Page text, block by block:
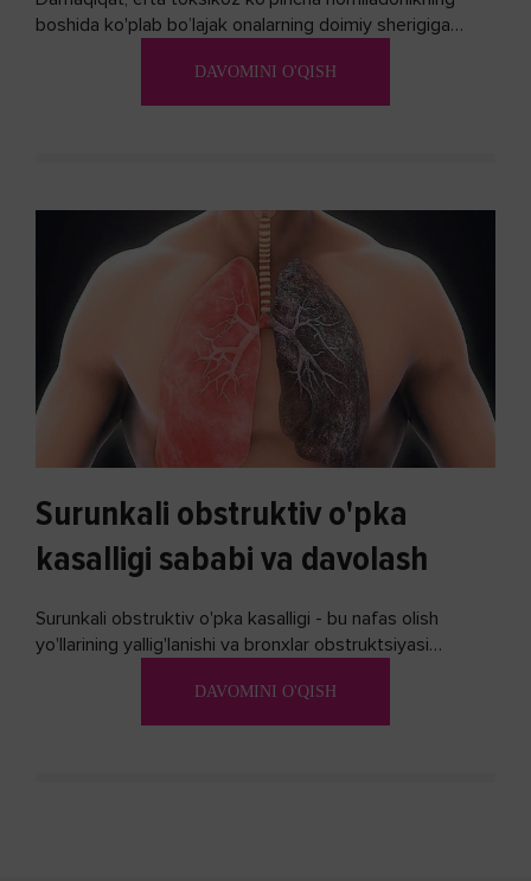
boshida ko'plab bo’lajak onalarning doimiy sherigiga
biron bir usuli bormi?DAVOMINI O'QISH
Surunkali obstruktiv o'pka
kasalligi sababi va davolash
Surunkali obstruktiv o'pka kasalligi - bu nafas olish
yo'llarining yallig'lanishi va bronxlar obstruktsiyasi
DAVOMINI O'QISH